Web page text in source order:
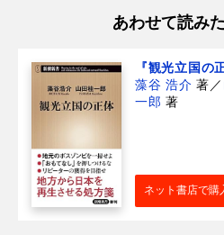
あわせて読み
『観光立国の
藻谷 浩介 著 ／
一郎 著
ネット書店で購